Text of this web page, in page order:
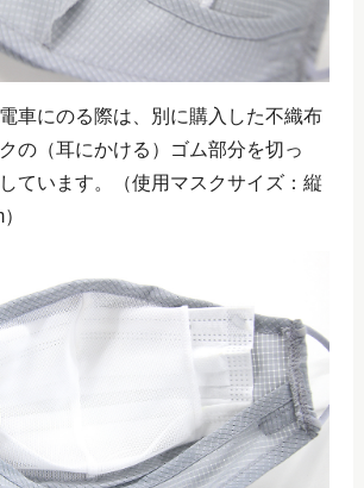
車にのる際は、別に購入した不織布
の（耳にかける）ゴム部分を切っ
ています。（使用マスクサイズ：縦